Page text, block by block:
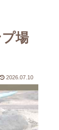
場
2026.07.10